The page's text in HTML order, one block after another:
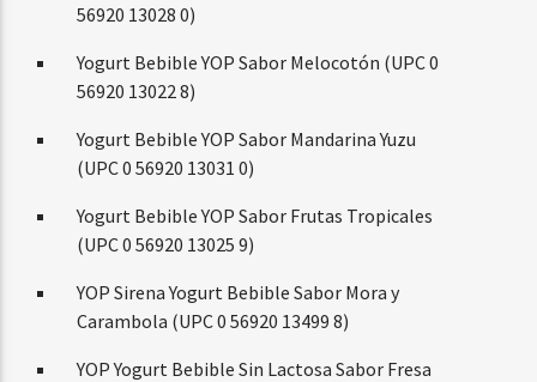
56920 13028 0)
Yogurt Bebible YOP Sabor Melocotón (UPC 0
56920 13022 8)
Yogurt Bebible YOP Sabor Mandarina Yuzu
(UPC 0 56920 13031 0)
Yogurt Bebible YOP Sabor Frutas Tropicales
(UPC 0 56920 13025 9)
YOP Sirena Yogurt Bebible Sabor Mora y
Carambola (UPC 0 56920 13499 8)
YOP Yogurt Bebible Sin Lactosa Sabor Fresa